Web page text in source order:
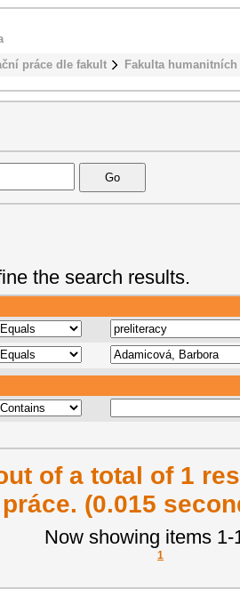
práce dle fakult Fakulta
the search results.
of a total of 1
(0.015
Now showing items 1-
1